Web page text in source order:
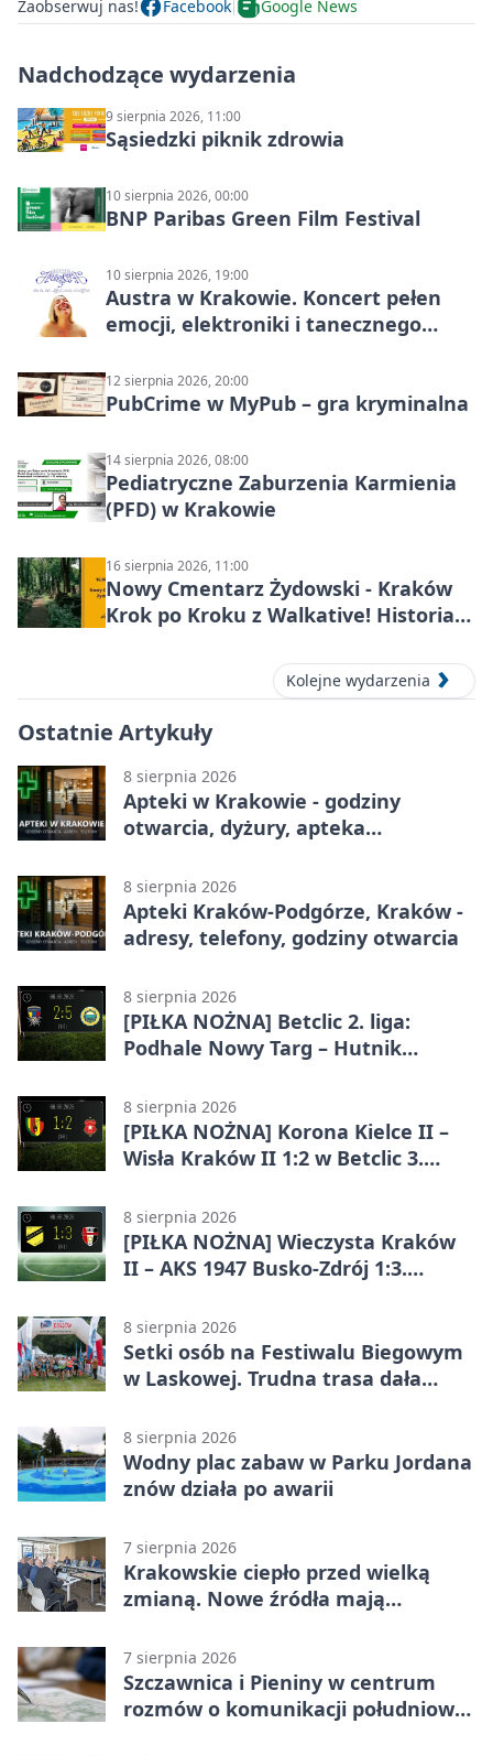
Zaobserwuj nas! Facebook Google News
Nadchodzące wydarzenia
9 sierpnia 2026, 11:00
Sąsiedzki piknik zdrowia
10 sierpnia 2026, 00:00
BNP Paribas Green Film Festival
10 sierpnia 2026, 19:00
Austra w Krakowie. Koncert pełen
emocji, elektroniki i tanecznego
12 sierpnia 2026, 20:00
PubCrime w MyPub – gra kryminalna
14 sierpnia 2026, 08:00
Pediatryczne Zaburzenia Karmienia
(PFD) w Krakowie
16 sierpnia 2026, 11:00
Nowy Cmentarz Żydowski - Kraków
Krok po Kroku z Walkative! Historia
Kolejne wydarzenia
Ostatnie Artykuły
8 sierpnia 2026
Apteki w Krakowie - godziny
otwarcia, dyżury, apteka
8 sierpnia 2026
Apteki Kraków-Podgórze, Kraków -
adresy, telefony, godziny otwarcia
8 sierpnia 2026
[PIŁKA NOŻNA] Betclic 2. liga:
Podhale Nowy Targ – Hutnik
efektownym zwycięstwem
8 sierpnia 2026
[PIŁKA NOŻNA] Korona Kielce II –
Wisła Kraków II 1:2 w Betclic 3.
odwróciła losy meczu
8 sierpnia 2026
[PIŁKA NOŻNA] Wieczysta Kraków
II – AKS 1947 Busko-Zdrój 1:3.
Liga Grupa 4 (Grupa IV)
8 sierpnia 2026
Setki osób na Festiwalu Biegowym
w Laskowej. Trudna trasa dała
8 sierpnia 2026
Wodny plac zabaw w Parku Jordana
znów działa po awarii
7 sierpnia 2026
Krakowskie ciepło przed wielką
zmianą. Nowe źródła mają
7 sierpnia 2026
Szczawnica i Pieniny w centrum
rozmów o komunikacji południowej